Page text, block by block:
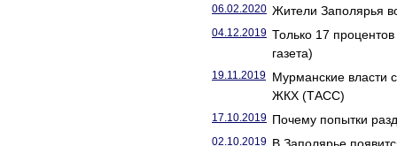
06.02.2020 Жители Заполярья
04.12.2019 Только 17
газета)
19.11.2019 Мурманские власти
ЖКХ (ТАСС)
17.10.2019 Почему попытки
02.10.2019